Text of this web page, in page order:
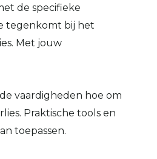
de specifieke
tegenkomt bij het
Met jouw
vaardigheden hoe om
Praktische tools en
toepassen.